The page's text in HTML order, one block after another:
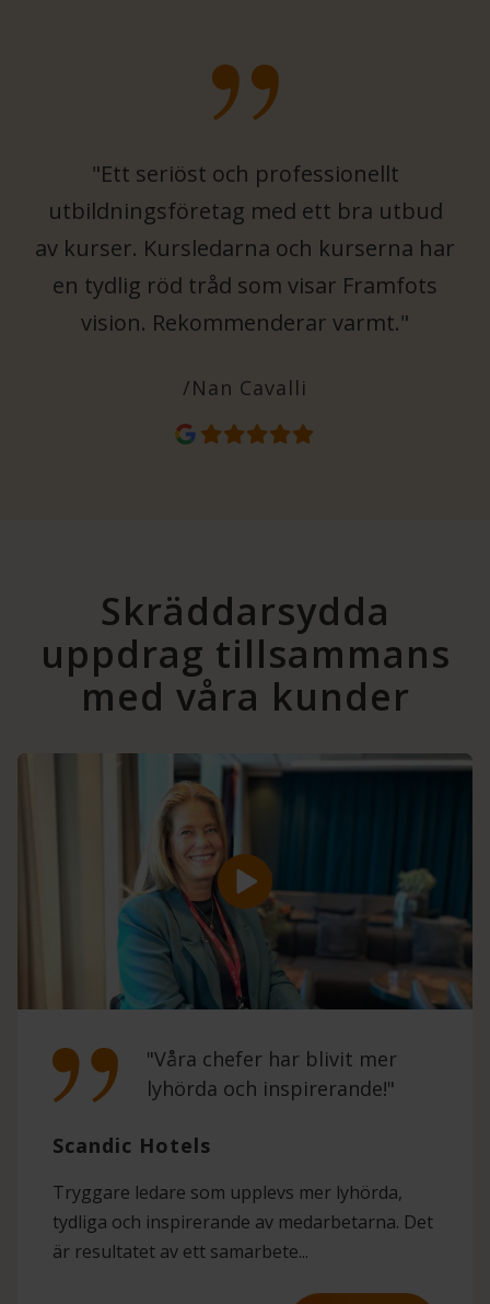
"Ett seriöst och professionellt
utbildningsföretag med ett bra utbud
av kurser. Kursledarna och kurserna har
en tydlig röd tråd som visar Framfots
vision. Rekommenderar varmt."
/Nan Cavalli
Skräddarsydda
uppdrag tillsammans
med våra kunder
"Våra chefer har blivit mer
lyhörda och inspirerande!"
Scandic Hotels
Tryggare ledare som upplevs mer lyhörda,
tydliga och inspirerande av medarbetarna. Det
är resultatet av ett samarbete...